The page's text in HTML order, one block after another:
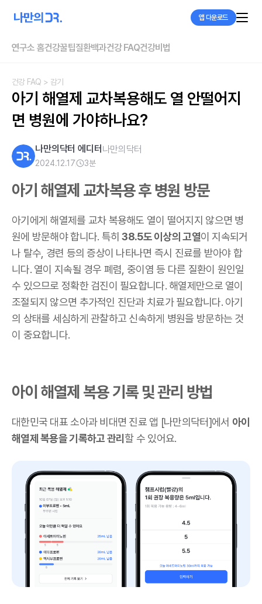
앱 다운로드
연구소 홈건강꿀팁질환백과건강 FAQ건강비법
건강 FAQ > 감기
아기 해열제 교차복용해도 열 안떨어지
면 병원에 가야하나요?
나만의닥터 에디터 나만의닥터
2024.12.17 3분
아기 해열제 교차복용 후 병원 방문
아기에게 해열제를 교차 복용해도 열이 떨어지지 않으면 병
원에 방문해야 합니다. 특히38.5도 이상의 고열이 지속되거
나 탈수, 경련 등의 증상이 나타나면 즉시 진료를 받아야 합
니다. 열이 지속될 경우 폐렴, 중이염 등 다른 질환이 원인일
수 있으므로 정확한 검진이 필요합니다. 해열제만으로 열이
조절되지 않으면 추가적인 진단과 치료가 필요합니다. 아기
의 상태를 세심하게 관찰하고 신속하게 병원을 방문하는 것
이 중요합니다.
아이 해열제 복용 기록 및 관리 방법
대한민국 대표 소아과 비대면 진료 앱 [나만의닥터]에서 아이
해열제 복용을 기록하고 관리할 수 있어요.